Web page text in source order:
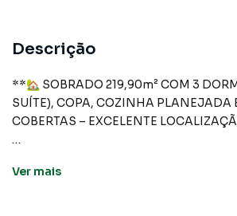
Cozinha
Lavanderia
Entrada Lateral
Descrição
**🏡 SOBRADO 219,90m² COM 3
SUÍTE), COPA, COZINHA PLANEJADA
COBERTAS – EXCELENTE
viver bem.**
Ver mais